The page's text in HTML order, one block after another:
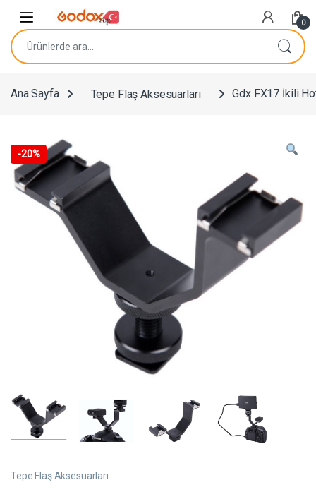
0
Ara:
Ana Sayfa Tepe Flaş Aksesuarları Gdx FX17 İkili
-20%
Tepe Flaş Aksesuarları